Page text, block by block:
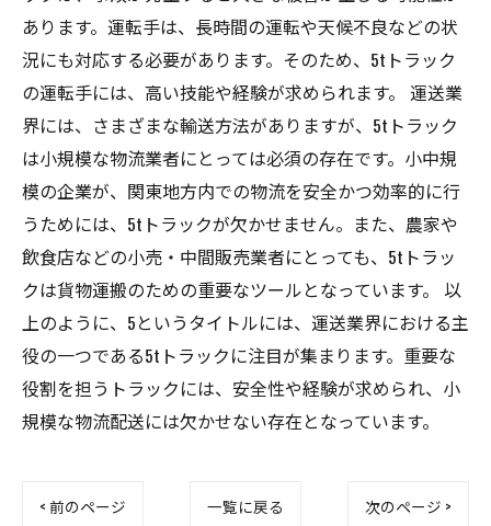
あります。運転手は、長時間の運転や天候不良などの状
況にも対応する必要があります。そのため、5tトラック
の運転手には、高い技能や経験が求められます。 運送業
界には、さまざまな輸送方法がありますが、5tトラック
は小規模な物流業者にとっては必須の存在です。小中規
模の企業が、関東地方内での物流を安全かつ効率的に行
うためには、5tトラックが欠かせません。また、農家や
飲食店などの小売・中間販売業者にとっても、5tトラッ
クは貨物運搬のための重要なツールとなっています。 以
上のように、5というタイトルには、運送業界における主
役の一つである5tトラックに注目が集まります。重要な
役割を担うトラックには、安全性や経験が求められ、小
規模な物流配送には欠かせない存在となっています。
< 前のページ 一覧に戻る 次のページ >